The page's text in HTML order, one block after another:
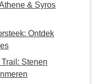
& Syros
Ontdek
Stenen